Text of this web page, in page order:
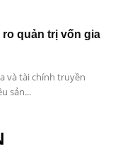
quản trị vốn gia
và tài chính truyền
sản...